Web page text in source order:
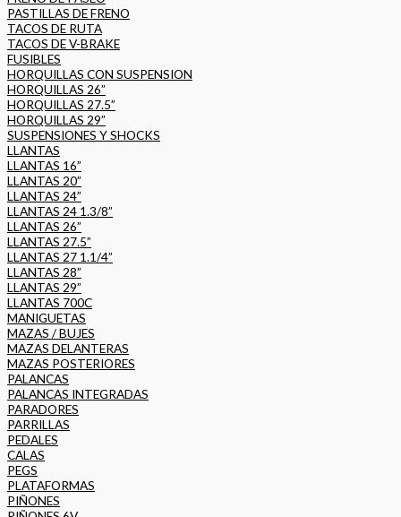
PASTILLAS DE FRENO
TACOS DE RUTA
TACOS DE V-BRAKE
FUSIBLES
HORQUILLAS CON SUSPENSION
HORQUILLAS 26”
HORQUILLAS 27.5”
HORQUILLAS 29”
SUSPENSIONES Y SHOCKS
LLANTAS
LLANTAS 16”
LLANTAS 20”
LLANTAS 24”
LLANTAS 24 1.3/8”
LLANTAS 26”
LLANTAS 27.5”
LLANTAS 27 1.1/4”
LLANTAS 28”
LLANTAS 29”
LLANTAS 700C
MANIGUETAS
MAZAS / BUJES
MAZAS DELANTERAS
MAZAS POSTERIORES
PALANCAS
PALANCAS INTEGRADAS
PARADORES
PARRILLAS
PEDALES
CALAS
PEGS
PLATAFORMAS
PIÑONES